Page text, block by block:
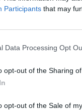
Participants that may
Data Processing Opt
opt-out of the Sharing
opt-out of the Sale of